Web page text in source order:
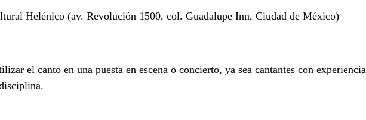
Helénico (av. Revolución 1500, col. Guadalupe Inn, Ciudad de México)
el canto en una puesta en escena o concierto, ya sea cantantes con